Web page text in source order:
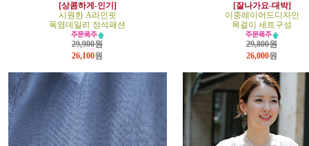
[상콤하게-인기]
시원한 A라인핏
폭염데일리 정석패션
29,900원
26,100원
[잘나가요-대박]
이중레이어드디자인
목걸이 세트구성
29,800원
26,000원